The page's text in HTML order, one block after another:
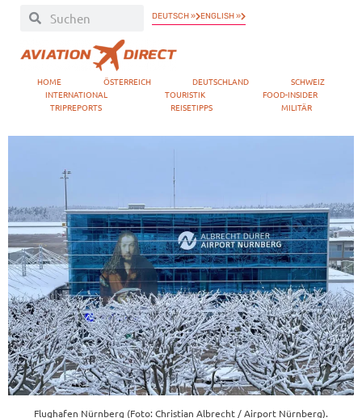
DEUTSCH » ENGLISH »
HOME ÖSTERREICH DEUTSCHLAND
SCHWEIZ
INTERNATIONAL
TOURISTIK
FOOD-INSIDER
TRIPREPORTS
REISETIPPS MILITÄR
Flughafen Nürnberg (Foto: Christian Albrecht / Airport Nürnberg).